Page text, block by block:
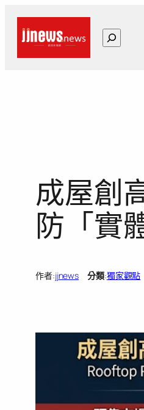
跳
搜
成屋創
防「實
作者:jjnews 分類:獨家觀點